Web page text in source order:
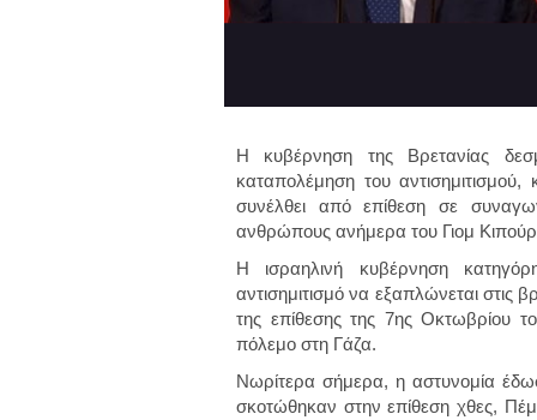
Η κυβέρνηση της Βρετανίας
καταπολέμηση του
συνέλθει από επίθεση σε
ανθρώπους ανήμερα του Γιομ
Η ισραηλινή κυβέρνηση
αντισημιτισμό να εξαπλώνεται στις
της επίθεσης της 7ης Οκτωβρίου
πόλεμο στη Γάζα.
Νωρίτερα σήμερα, η αστυνομία
σκοτώθηκαν στην επίθεση χθες,